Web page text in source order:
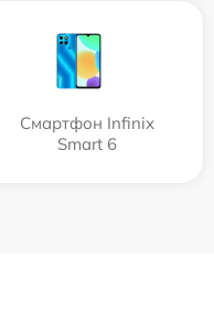
Смартфон Infinix
Smart 6